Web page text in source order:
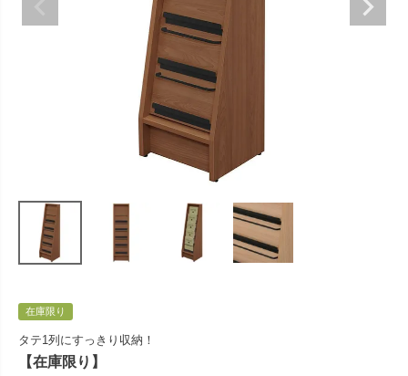
在庫限り
タテ1列にすっきり収納！
【在庫限り】